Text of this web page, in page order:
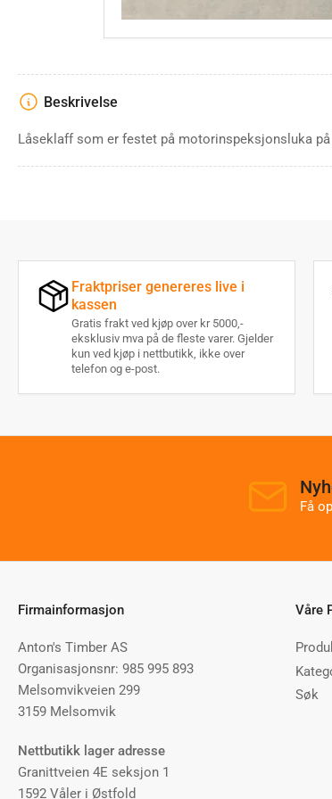
Beskrivelse
Låseklaff som er festet på motorinspeksjonsluka
Fraktpriser genereres live i
kassen
Gratis frakt ved kjøp over kr 5000,-
eksklusiv mva på de fleste varer. Gjelder
kun ved kjøp i nettbutikk, ikke over
telefon og e-post.
Få
Firmainformasjon
Anton's Timber AS
Organisasjonsnr: 985 995 893
Melsomvikveien 299
3159 Melsomvik
Nettbutikk lager adresse
Granittveien 4E seksjon 1
1592 Våler i Østfold
Våre
Søk